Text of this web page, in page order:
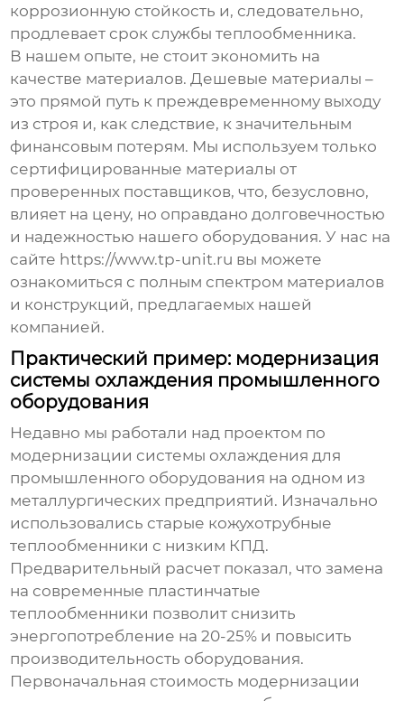
коррозионную стойкость и, следовательно,
продлевает срок службы теплообменника.
В нашем опыте, не стоит экономить на
качестве материалов. Дешевые материалы –
это прямой путь к преждевременному выходу
из строя и, как следствие, к значительным
финансовым потерям. Мы используем только
сертифицированные материалы от
проверенных поставщиков, что, безусловно,
влияет на цену, но оправдано долговечностью
и надежностью нашего оборудования. У нас на
сайте https://www.tp-unit.ru вы можете
ознакомиться с полным спектром материалов
и конструкций, предлагаемых нашей
компанией.
Практический пример: модернизация
системы охлаждения промышленного
оборудования
Недавно мы работали над проектом по
модернизации системы охлаждения для
промышленного оборудования на одном из
металлургических предприятий. Изначально
использовались старые кожухотрубные
теплообменники с низким КПД.
Предварительный расчет показал, что замена
на современные пластинчатые
теплообменники позволит снизить
энергопотребление на 20-25% и повысить
производительность оборудования.
Первоначальная стоимость модернизации